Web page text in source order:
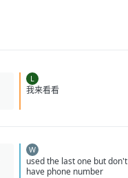
L
我来看看
W
used the last one but don't
have phone number